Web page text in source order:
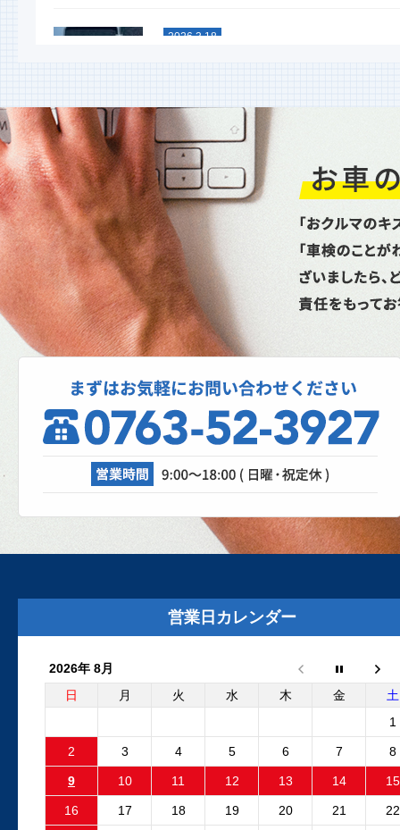
2026.3.18
タイヤ性能比較テスト命を預ける重要なタ
イヤ。単なる噂やネット情...
2026.1.6
新年あけましておめでとうござ
ます
昨年は格別のお引立てを賜り厚く御礼申し
上げます。本年もどうぞよろしくお願い申
し上げます。本日より通常...
スパネージ（スポット溶接機）
理、成功なるか！？
自動車修理工場では、日々さまざまな設備
が活躍しています。リフト、各エアツー
ル、溶接機、診断機etc....
2025.8.29
外装リニューアルしました
た。グレーの建物と新しいロゴマークの看
板が目印です。Google...
フリーランダー2 電動ファンコ
ントロールユニット 純正品と
外品比較
フリーランダー2でエンジン停止後も電動
ファンが回り続ける故障が発生しました。
故障原因はファンコントロ...
営業日カレンダー
2026年 8月
日
月 火 水 木 金
土
1
2 3 4 5 6 7 8
9 10 11 12 13 14 15
16 17 18 19 20 21 22